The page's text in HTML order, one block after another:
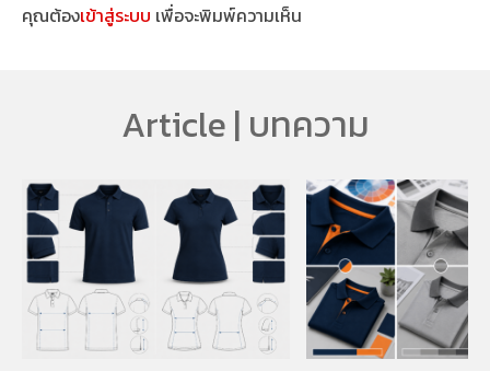
คุณต้องเข้าสู่ระบบ เพื่อจะพิมพ์ความเห็น
Article | บทความ